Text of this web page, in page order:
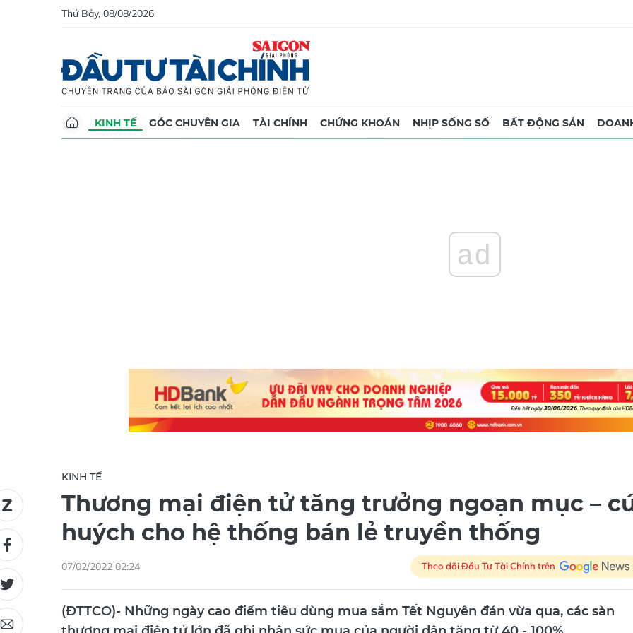
Thứ Bảy, 08/08/2026
KINH TẾ GÓC CHUYÊN GIA TÀI CHÍNH CHỨNG KHOÁN NHỊP SỐNG SỐ BẤT ĐỘNG SẢN
ad
KINH TẾ
Thương mại điện tử tăng trưởng ngoạn mục –
huých cho hệ thống bán lẻ truyền thống
07/02/2022 02:24 Theo dõi Đầu Tư Tài Chính trên
(ĐTTCO)- Những ngày cao điểm tiêu dùng mua sắm Tết Nguyên đán vừa qua, các sàn